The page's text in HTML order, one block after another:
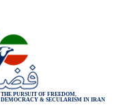
THE PURSUIT OF FREEDOM,
DEMOCRACY & SECULARISM IN IRAN